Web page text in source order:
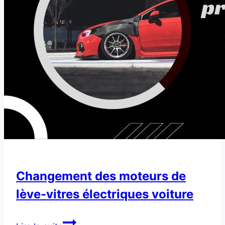
Changement des moteurs de
lève-vitres électriques voiture
Changement